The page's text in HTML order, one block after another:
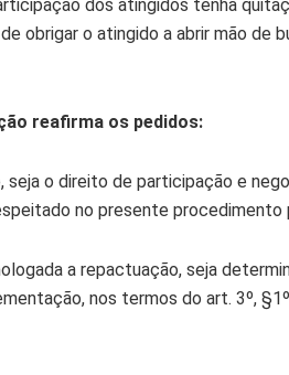
dos atingidos tenha
obrigar o atingido a abrir mão de
reafirma os pedidos:
seja o direito de participação e
no presente procedimento
a repactuação, seja
nos termos do art. 3º,